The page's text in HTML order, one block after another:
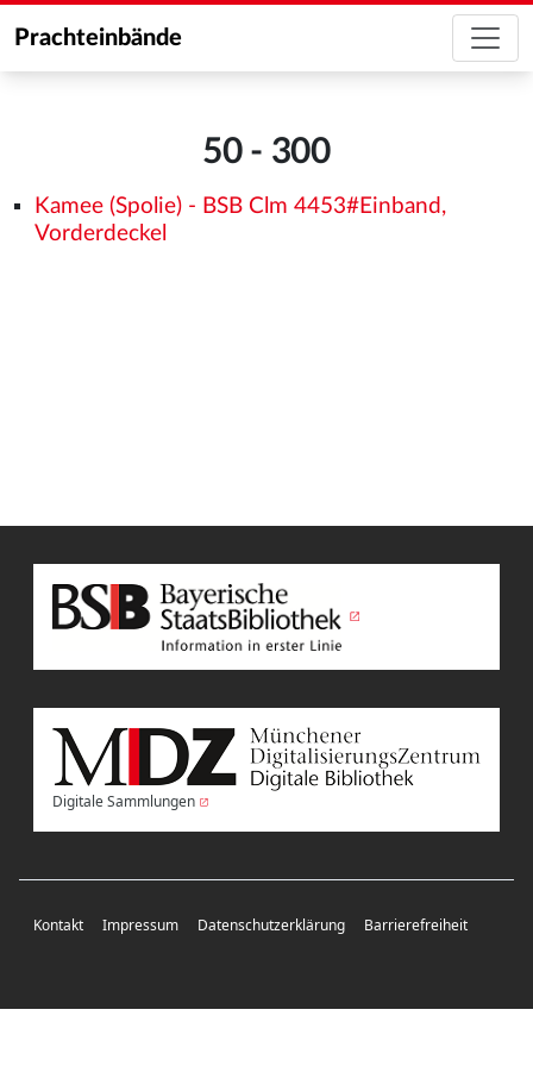
Prachteinbände
50 - 300
Kamee (Spolie) - BSB Clm 4453#Einband,
Vorderdeckel
Digitale Sammlungen
Kontakt Impressum Datenschutzerklärung Barrierefreiheit